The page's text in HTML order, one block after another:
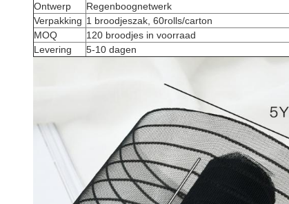
Ontwerp
Regenboognetwerk
Verpakking 1 broodjeszak, 60rolls/carton
MOQ
120 broodjes in voorraad
Levering
5-10 dagen